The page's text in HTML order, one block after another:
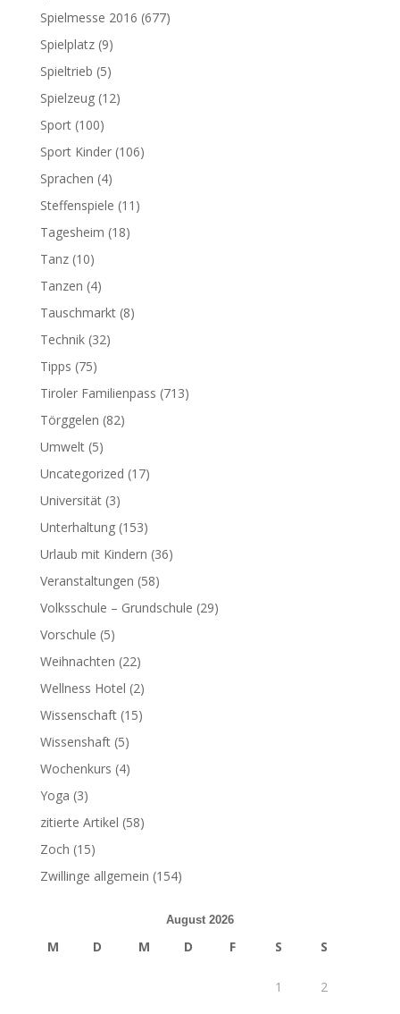
Spielmesse 2016 (677)
Spielplatz(9)
Spieltrieb (5)
Spielzeug(12)
Sport(100)
Sport Kinder(106)
Sprachen (4)
Steffenspiele (11)
Tagesheim (18)
Tanz(10)
Tanzen (4)
Tauschmarkt(8)
Technik(32)
Tipps (75)
Tiroler Familienpass (713)
Törggelen (82)
Umwelt(5)
Uncategorized (17)
Universität(3)
Unterhaltung(153)
Urlaub mit Kindern (36)
Veranstaltungen (58)
Volksschule – Grundschule (29)
Vorschule (5)
Weihnachten (22)
Wellness Hotel (2)
Wissenschaft(15)
Wissenshaft(5)
Wochenkurs (4)
Yoga (3)
zitierte Artikel (58)
Zoch (15)
Zwillinge allgemein (154)
August 2026
M D M D F S S
1 2